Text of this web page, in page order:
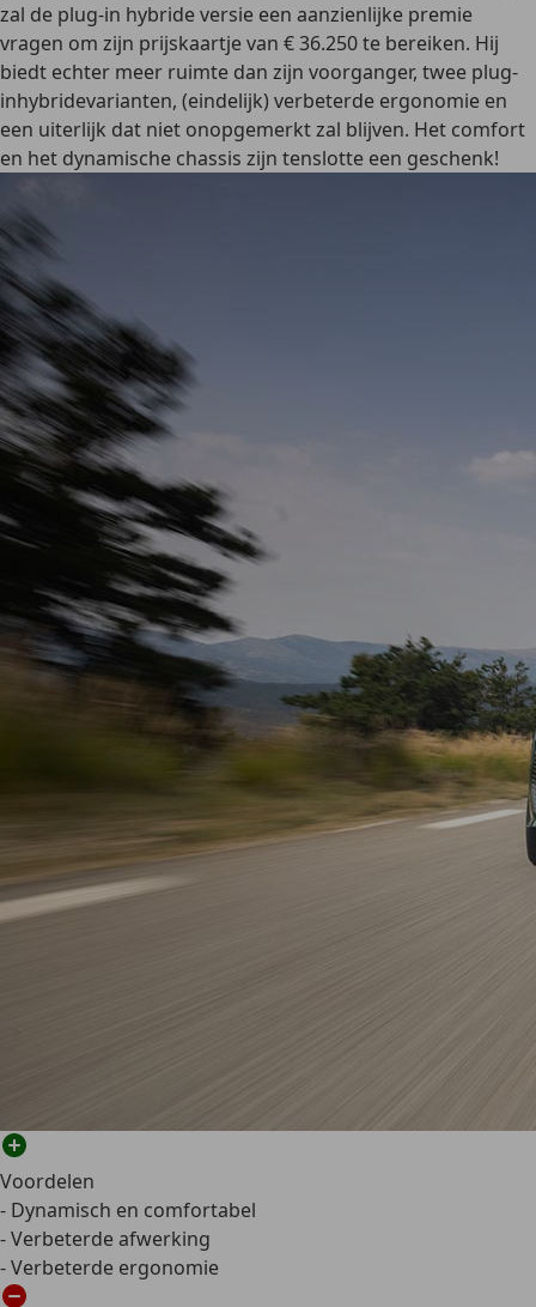
zal de plug-in hybride versie een aanzienlijke premie
vragen om zijn prijskaartje van € 36.250 te bereiken. Hij
biedt echter meer ruimte dan zijn voorganger, twee plug-
inhybridevarianten, (eindelijk) verbeterde ergonomie en
een uiterlijk dat niet onopgemerkt zal blijven. Het comfort
en het dynamische chassis zijn tenslotte een geschenk!
Voordelen
- Dynamisch en comfortabel
- Verbeterde afwerking
- Verbeterde ergonomie